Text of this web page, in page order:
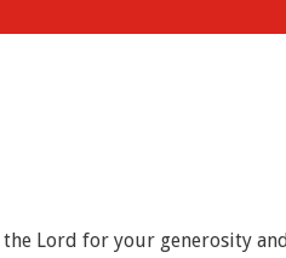
the Lord for your generosity